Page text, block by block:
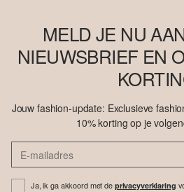
MELD JE NU
NIEUWSBRIEF EN
Jouw fashion-update: Exclusieve
10% korting op je
Ja, ik ga akkoord met de privacyverklaring